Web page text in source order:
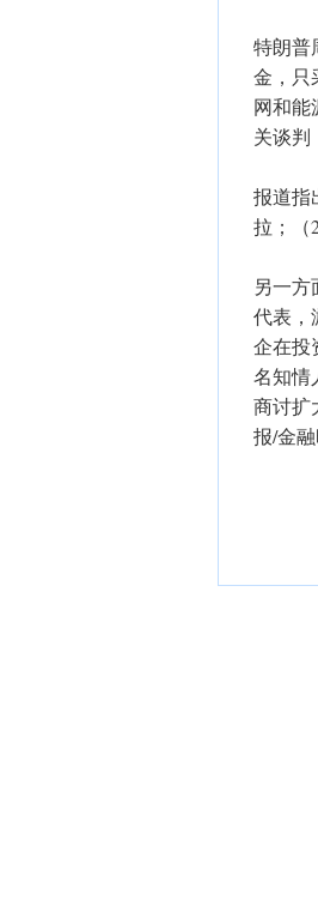
特朗普
金，只
网和能
关谈判
报道指
拉；（
另一
代表，
企在投
名知情
商讨扩
报/金融